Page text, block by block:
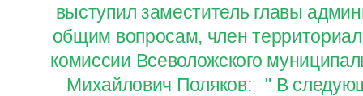
выступил заместитель главы
общим вопросам, член
комиссии Всеволожского
Михайлович Поляков: " В